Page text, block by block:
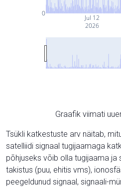
Jul 12
2026
0
Graafik viimati
Tsükli katkestuste arv näitab,
satelliidi signaal tugijaamaga
põhjuseks võib olla tugijaama ja
takistus (puu, ehitis vms),
peegeldunud signaal, signaali-